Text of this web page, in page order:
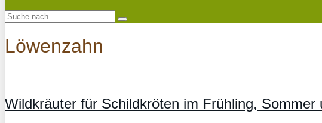
Löwenzahn
Wildkräuter für Schildkröten im Frühling, Sommer